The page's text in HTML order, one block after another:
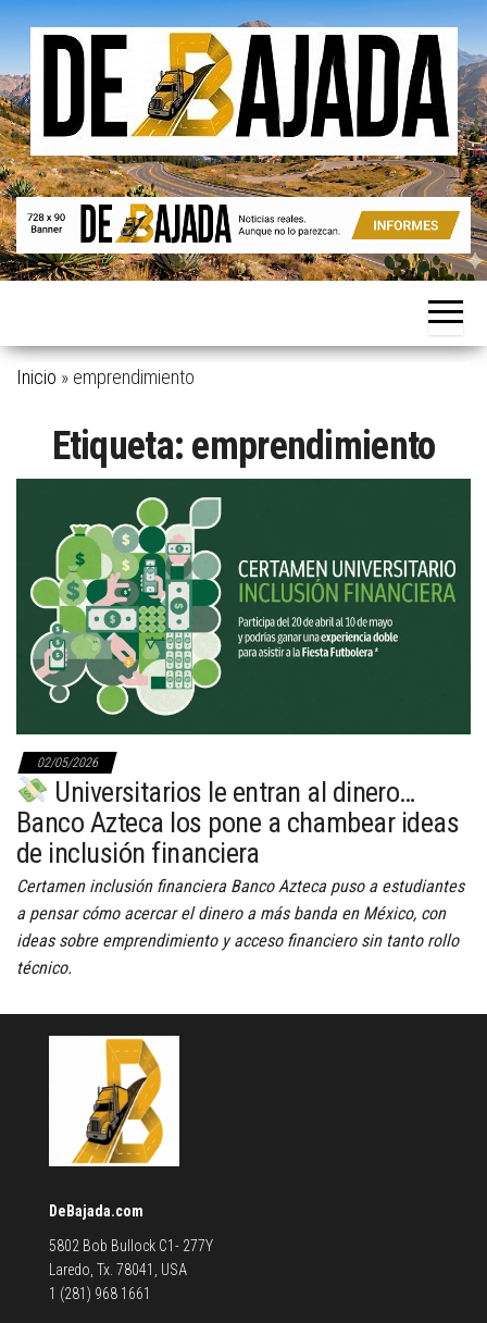
Saltar
contenido
De
Bajada
Noticias
Aunque
parezcan.
Inicio » emprendimiento
Etiqueta: emprendimiento
02/05/2026
Universitarios le entran al dinero…
Banco Azteca los pone a chambear ideas
de inclusión financiera
Certamen inclusión financiera Banco Azteca puso a estudiantes
a pensar cómo acercar el dinero a más banda en México, con
ideas sobre emprendimiento y acceso financiero sin tanto rollo
técnico.
DeBajada.com
5802 Bob Bullock C1- 277Y
Laredo, Tx. 78041, USA
1 (281) 968 1661